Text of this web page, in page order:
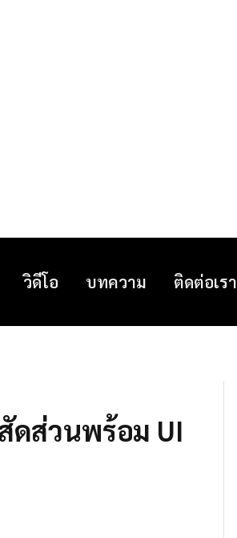
วิดีโอ บทความ ติดต่อเรา
ดส่วนพร้อม UI